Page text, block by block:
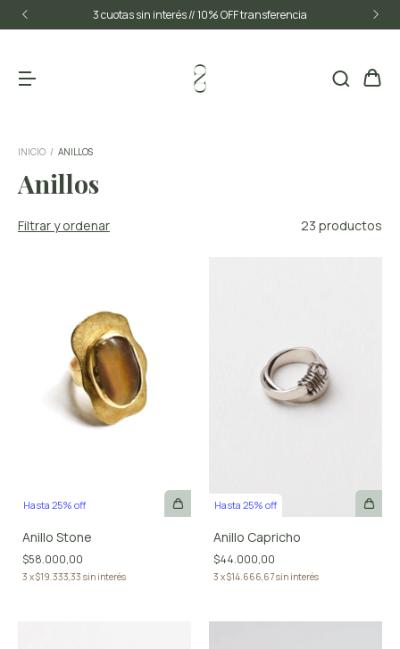
3 cuotas sin interés // 10% OFF transferencia
INICIO / ANILLOS
Anillos
Filtrar y ordenar 23 productos
Hasta 25% off
Anillo Stone
$58.000,00
3 x$19.333,33 sin interés
Hasta 25% off
Anillo Capricho
$44.000,00
3 x$14.666,67sin interés